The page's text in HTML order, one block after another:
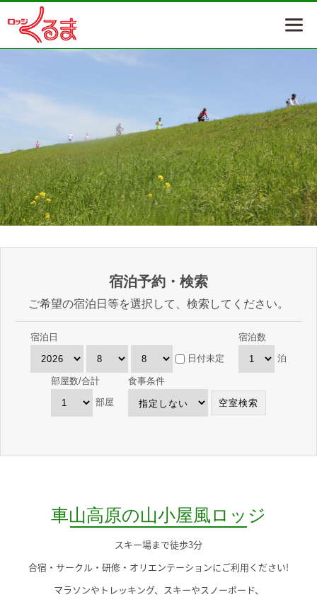
宿泊予約・検索
ご希望の宿泊日等を選択して、検索してください。
宿泊日
日付未定
宿泊数
泊
部屋数/合計
部屋
食事条件
車山高原の山小屋風ロッジ
スキー場まで徒歩3分
合宿・サークル・研修・オリエンテーションにご利用ください!
マラソンやトレッキング、スキーやスノーボード、